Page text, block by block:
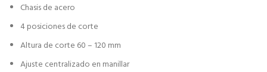
Chasis de acero
4 posiciones de corte
Altura de corte 60 – 120 mm
Ajuste centralizado en manillar